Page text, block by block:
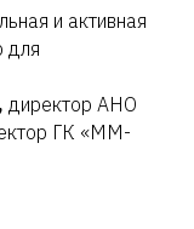
и активная
для
директор АНО
ГК «ММ-